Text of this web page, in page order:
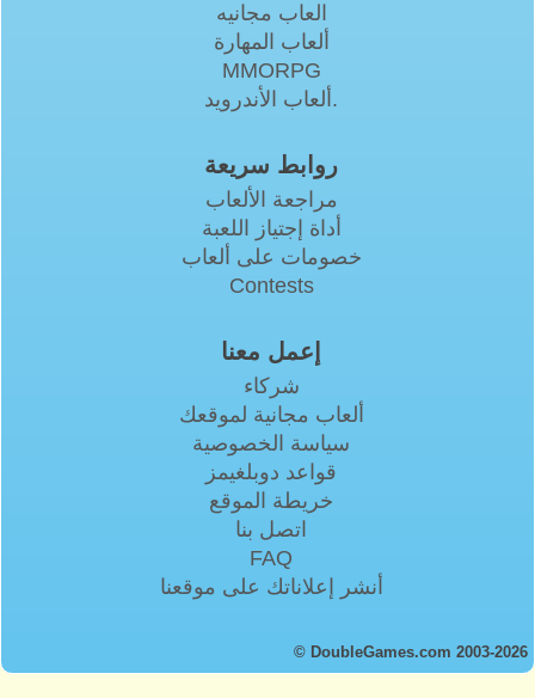
العاب مجانيه
ألعاب المهارة
MMORPG
ألعاب الأندرويد.
روابط سريعة
مراجعة الألعاب
أداة إجتياز اللعبة
خصومات على ألعاب
Contests
إعمل معنا
شركاء
ألعاب مجانية لموقعك
سياسة الخصوصية
قواعد دوبلغيمز
خريطة الموقع
اتصل بنا
FAQ
أنشر إعلاناتك على موقعنا
© DoubleGames.com 2003-2026